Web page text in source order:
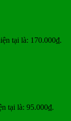
tại là: 170.000₫.
tại là: 95.000₫.